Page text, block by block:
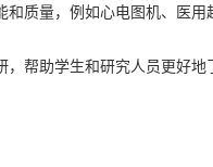
和质量，例如心电图机、医用
帮助学生和研究人员更好地